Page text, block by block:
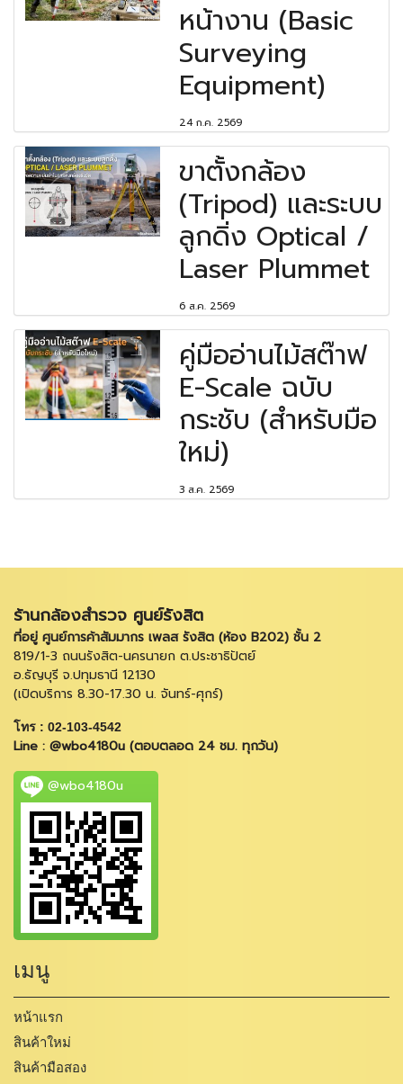
หน้างาน (Basic
Surveying
Equipment)
24 ก.ค. 2569
ขาตั้งกล้อง
(Tripod) และระบบ
ลูกดิ่ง Optical /
Laser Plummet
6 ส.ค. 2569
คู่มืออ่านไม้สต๊าฟ
E-Scale ฉบับ
กระชับ (สำหรับมือ
ใหม่)
3 ส.ค. 2569
ร้านกล้องสำรวจ ศูนย์รังสิต
ที่อยู่ ศูนย์การค้าสัมมากร เพลส รังสิต (ห้อง B202) ชั้น 2
819/1-3 ถนนรังสิต-นครนายก ต.ประชาธิปัตย์
อ.ธัญบุรี จ.ปทุมธานี 12130
(เปิดบริการ 8.30-17.30 น. จันทร์-ศุกร์)
โทร : 02-103-4542
Line : @wbo4180u (ตอบตลอด 24 ชม. ทุกวัน)
@wbo4180u
เมนู
หน้าแรก
สินค้าใหม่
สินค้ามือสอง